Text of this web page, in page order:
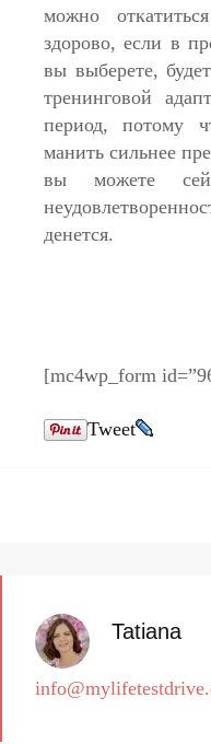
можно
здорово, если в
вы выберете,
тренинговой
период, потому
манить сильнее
вы можете
денется.
[mc4wp_form
Tweet
Tatiana